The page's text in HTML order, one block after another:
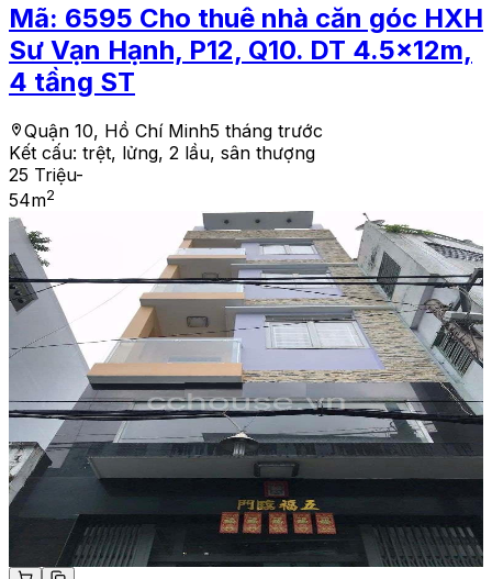
Mã: 6595 Cho thuê nhà căn góc HXH
Sư Vạn Hạnh, P12, Q10. DT 4.5x12m,
4 tầng ST
Quận 10, Hồ Chí Minh5 tháng trước
Kết cấu: trệt, lửng, 2 lầu, sân thượng
25 Triệu-
54m2